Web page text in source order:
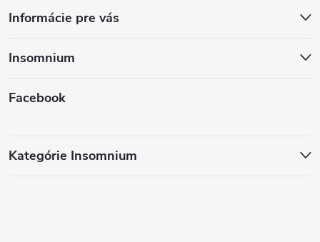
Informácie pre vás
Insomnium
Facebook
Kategórie Insomnium